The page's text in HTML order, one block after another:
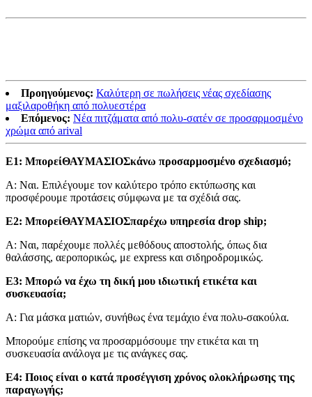
Προηγούμενος: Καλύτερη σε πωλήσεις νέας σχεδίασης
μαξιλαροθήκη από πολυεστέρα
Επόμενος: Νέα πιτζάματα από πολυ-σατέν σε προσαρμοσμένο
χρώμα από arival
Ε1: ΜπορείΘΑΥΜΑΣΙΟΣκάνω προσαρμοσμένο σχεδιασμό;
Α: Ναι. Επιλέγουμε τον καλύτερο τρόπο εκτύπωσης και
προσφέρουμε προτάσεις σύμφωνα με τα σχέδιά σας.
Ε2: ΜπορείΘΑΥΜΑΣΙΟΣπαρέχω υπηρεσία drop ship;
Α: Ναι, παρέχουμε πολλές μεθόδους αποστολής, όπως δια
θαλάσσης, αεροπορικώς, με express και σιδηροδρομικώς.
Ε3: Μπορώ να έχω τη δική μου ιδιωτική ετικέτα και
συσκευασία;
Α: Για μάσκα ματιών, συνήθως ένα τεμάχιο ένα πολυ-σακούλα.
Μπορούμε επίσης να προσαρμόσουμε την ετικέτα και τη
συσκευασία ανάλογα με τις ανάγκες σας.
Ε4: Ποιος είναι ο κατά προσέγγιση χρόνος ολοκλήρωσης της
παραγωγής;